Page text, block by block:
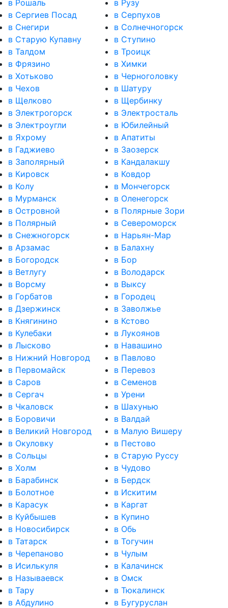
в Рошаль
в Рузу
в Сергиев Посад
в Серпухов
в Снегири
в Солнечногорск
в Старую Купавну
в Ступино
в Талдом
в Троицк
в Фрязино
в Химки
в Хотьково
в Черноголовку
в Чехов
в Шатуру
в Щелково
в Щербинку
в Электрогорск
в Электросталь
в Электроугли
в Юбилейный
в Яхрому
в Апатиты
в Гаджиево
в Заозерск
в Заполярный
в Кандалакшу
в Кировск
в Ковдор
в Колу
в Мончегорск
в Мурманск
в Оленегорск
в Островной
в Полярные Зори
в Полярный
в Североморск
в Снежногорск
в Нарьян-Мар
в Арзамас
в Балахну
в Богородск
в Бор
в Ветлугу
в Володарск
в Ворсму
в Выксу
в Горбатов
в Городец
в Дзержинск
в Заволжье
в Княгинино
в Кстово
в Кулебаки
в Лукоянов
в Лысково
в Навашино
в Нижний Новгород
в Павлово
в Первомайск
в Перевоз
в Саров
в Семенов
в Сергач
в Урени
в Чкаловск
в Шахунью
в Боровичи
в Валдай
в Великий Новгород
в Малую Вишеру
в Окуловку
в Пестово
в Сольцы
в Старую Руссу
в Холм
в Чудово
в Барабинск
в Бердск
в Болотное
в Искитим
в Карасук
в Каргат
в Куйбышев
в Купино
в Новосибирск
в Обь
в Татарск
в Тогучин
в Черепаново
в Чулым
в Исилькуля
в Калачинск
в Называевск
в Омск
в Тару
в Тюкалинск
в Абдулино
в Бугуруслан